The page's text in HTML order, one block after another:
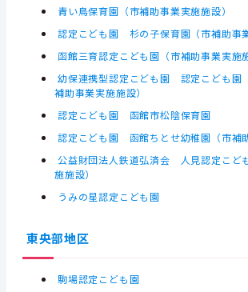
青い鳥保育園（市補助事業実施施設）
認定こども園 杉の子保育園（市補助事
函館三育認定こども園（市補助事業実施
幼保連携型認定こども園 認定こども
補助事業実施施設）
認定こども園 函館市松陰保育園
認定こども園 函館ちとせ幼稚園（市補
公益財団法人鉄道弘済会 人見認定こど
施施設）
うみの星認定こども園
東央部地区
駒場認定こども園